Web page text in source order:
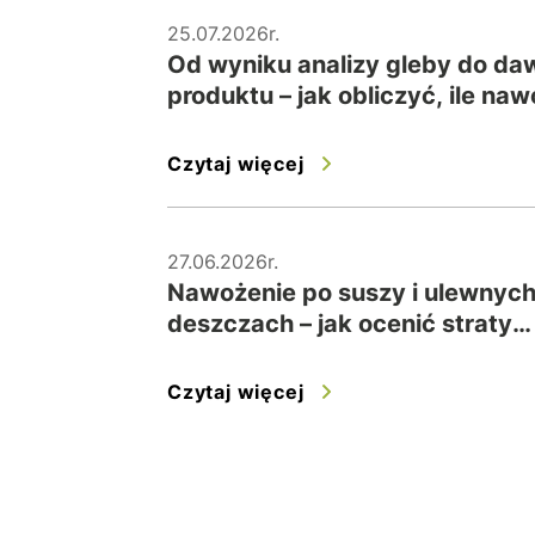
25.07.2026r.
Od wyniku analizy gleby do
produktu – jak obliczyć, ile
Czytaj więcej
27.06.2026r.
Nawożenie po suszy i ulewnych
deszczach – jak ocenić straty
skorygować dawki?
Czytaj więcej